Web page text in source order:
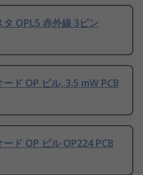
OPL5 赤外線 3ピン
ド OP ピル, 3.5 mW PCB
ド OP ピル OP224 PCB